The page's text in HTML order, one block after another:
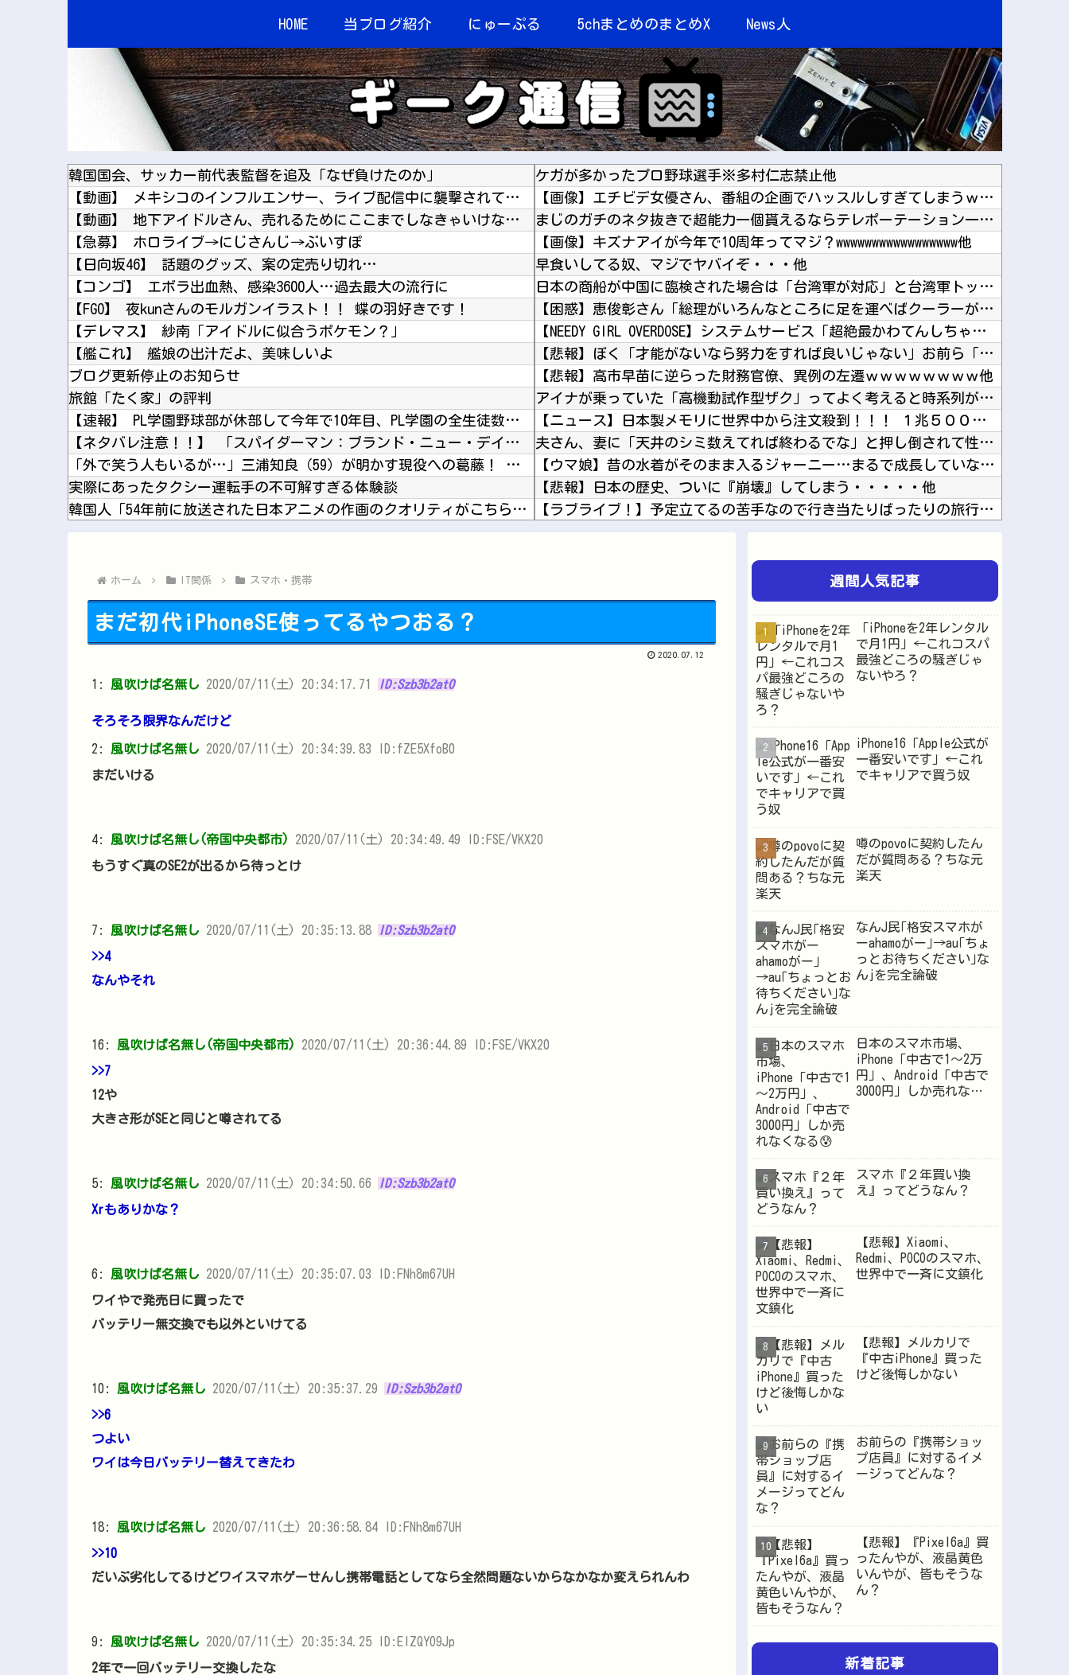
HOME 当ブログ紹介 にゅーぷる 5chまとめのまとめX News人
韓国国会、サッカー前代表監督を追及「なぜ負けたのか」
【動画】 メキシコのインフルエンサー、ライブ配信中に襲撃されて死亡。
【動画】 地下アイドルさん、売れるためにここまでしなきゃいけないと判明…………………
【急募】 ホロライブ→にじさんじ→ぶいすぽ
【日向坂46】 話題のグッズ、案の定売り切れ…
【コンゴ】 エボラ出血熱、感染3600人…過去最大の流行に
【FGO】 夜kunさんのモルガンイラスト！！ 蝶の羽好きです！
【デレマス】 紗南「アイドルに似合うポケモン？」
【艦これ】 艦娘の出汁だよ、美味しいよ
ブログ更新停止のお知らせ
旅館「たく家」の評判
【速報】 PL学園野球部が休部して今年で10年目、PL学園の全生徒数は35人
【ネタバレ注意！！】 「スパイダーマン：ブランド・ニュー・デイ」にも出てきたけどあの組織潰...
「外で笑う人もいるが…」三浦知良（59）が明かす現役への葛藤！ 還暦直前も「今でも上手くな...
実際にあったタクシー運転手の不可解すぎる体験談
韓国人「54年前に放送された日本アニメの作画のクオリティがこちら…」→「これは現代でも通用...
旦那に「私が死んだらご飯どうするの？」と聞いてみた
ケガが多かったプロ野球選手※多村仁志禁止他
【画像】エチビデ女優さん、番組の企画でハッスルしすぎてしまうｗｗｗｗｗｗ他
まじのガチのネタ抜きで超能力一個貰えるならテレポーテーション一択だよな他
【画像】キズナアイが今年で10周年ってマジ？wwwwwwwwwwwwwwwww他
早食いしてる奴、マジでヤバイぞ・・・他
日本の商船が中国に臨検された場合は「台湾軍が対応」と台湾軍トップ！他
【困惑】恵俊彰さん「総理がいろんなところに足を運べばクーラーが…」・・・・・・・・・他
【NEEDY GIRL OVERDOSE】システムサービス「超絶最かわてんしちゃん」プライ...
【悲報】ぼく「才能がないなら努力をすれば良いじゃない」お前ら「努力できるのも才能だよ」他
【悲報】高市早苗に逆らった財務官僚、異例の左遷ｗｗｗｗｗｗｗｗ他
アイナが乗っていた「高機動試作型ザク」ってよく考えると時系列がおかしいな他
【ニュース】日本製メモリに世界中から注文殺到！！！ １兆５０００億円で工場増築へ他
夫さん、妻に「天井のシミ数えてれば終わるでな」と押し倒されて性行為 → 凄いことになるｗｗ...
【ウマ娘】昔の水着がそのまま入るジャーニー…まるで成長していない！？他
【悲報】日本の歴史、ついに『崩壊』してしまう・・・・・他
【ラブライブ！】予定立てるの苦手なので行き当たりばったりの旅行しかできません他
【にじさんじ】笹木、1週間ほど里に帰省他
【ウマ娘】（悲報）ナイスネイチャ、討ち取られる他
【SSD】1TBで1.5万とか、買った時の倍なんだけど今だと買い増してしまいそうで怖い他
ライザの公式AIゲーム、エッチすぎて始まる♥他
Vチューバーに最近ある変化が起きつつある他
Powered by livedoor 相互RSS
ホーム IT関係 スマホ・携帯
まだ初代iPhoneSE使ってるやつおる？
2020.07.12
1: 風吹けば名無し 2020/07/11(土) 20:34:17.71 ID:Szb3b2at0
そろそろ限界なんだけど
2: 風吹けば名無し 2020/07/11(土) 20:34:39.83 ID:fZE5XfoB0
まだいける
4: 風吹けば名無し(帝国中央都市) 2020/07/11(土) 20:34:49.49 ID:FSE/VKX20
もうすぐ真のSE2が出るから待っとけ
7: 風吹けば名無し 2020/07/11(土) 20:35:13.88 ID:Szb3b2at0
>>4
なんやそれ
16: 風吹けば名無し(帝国中央都市) 2020/07/11(土) 20:36:44.89 ID:FSE/VKX20
>>7
12や
大きさ形がSEと同じと噂されてる
5: 風吹けば名無し 2020/07/11(土) 20:34:50.66 ID:Szb3b2at0
Xrもありかな？
6: 風吹けば名無し 2020/07/11(土) 20:35:07.03 ID:FNh8m67UH
ワイやで発売日に買ったで
バッテリー無交換でも以外といけてる
10: 風吹けば名無し 2020/07/11(土) 20:35:37.29 ID:Szb3b2at0
>>6
つよい
ワイは今日バッテリー替えてきたわ
18: 風吹けば名無し 2020/07/11(土) 20:36:58.84 ID:FNh8m67UH
>>10
だいぶ劣化してるけどワイスマホゲーせんし携帯電話としてなら全然問題ないからなかなか変えられんわ
9: 風吹けば名無し 2020/07/11(土) 20:35:34.25 ID:EIZQYO9Jp
2年で一回バッテリー交換したな
週間人気記事
「iPhoneを2年レンタル
で月1円」←これコスパ
最強どころの騒ぎじゃ
ないやろ？
iPhone16「Apple公式が
一番安いです」←これ
でキャリアで買う奴
噂のpovoに契約したん
だが質問ある？ちな元
楽天
なんJ民｢格安スマホが
ーahamoがー｣→au｢ちょ
っとお待ちください｣な
んjを完全論破
日本のスマホ市場、
iPhone「中古で1～2万
円」、Android「中古で
3000円」しか売れなく
スマホ『２年買い換
え』ってどうなん？
【悲報】Xiaomi、
Redmi、POCOのスマホ、
世界中で一斉に文鎮化
【悲報】メルカリで
『中古iPhone』買った
けど後悔しかない
お前らの『携帯ショッ
プ店員』に対するイメ
ージってどんな？
【悲報】『Pixel6a』買
ったんやが、液晶黄色
いんやが、皆もそうな
ん？
新着記事